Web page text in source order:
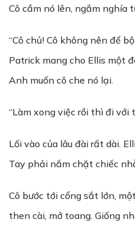
Cô cầm nó lên, ngắm nghía
“Cô chủ! Cô không nên để
Patrick mang cho Ellis một
Anh muốn cô che nó lại.
“Làm xong việc rồi thì đi với
Lối vào của lâu đài rất dài.
Tay phải nắm chặt chiếc
Cô bước tới cổng sắt lớn,
then cài, mở toang. Giống